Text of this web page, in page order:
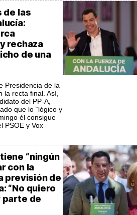
de las
rechaza
de una
Presidencia de la
la recta final. Así,
del PP-A,
que lo “lógico y
él consigue
PSOE y Vox
“ningún
con la
previsión de
“No quiero
parte de